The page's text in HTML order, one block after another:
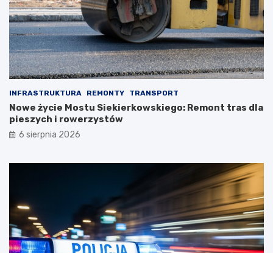
INFRASTRUKTURA REMONTY TRANSPORT
Nowe życie Mostu Siekierkowskiego: Remont tras dla
pieszych i rowerzystów
6 sierpnia 2026